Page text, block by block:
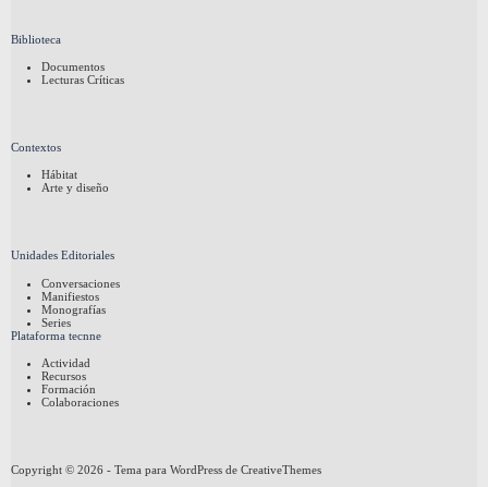
Biblioteca
Documentos
Lecturas Críticas
Contextos
Hábitat
Arte y diseño
Unidades Editoriales
Conversaciones
Manifiestos
Monografías
Series
Plataforma tecnne
Actividad
Recursos
Formación
Colaboraciones
Copyright © 2026 - Tema para WordPress de CreativeThemes